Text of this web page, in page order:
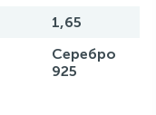
1,65
Серебро
925